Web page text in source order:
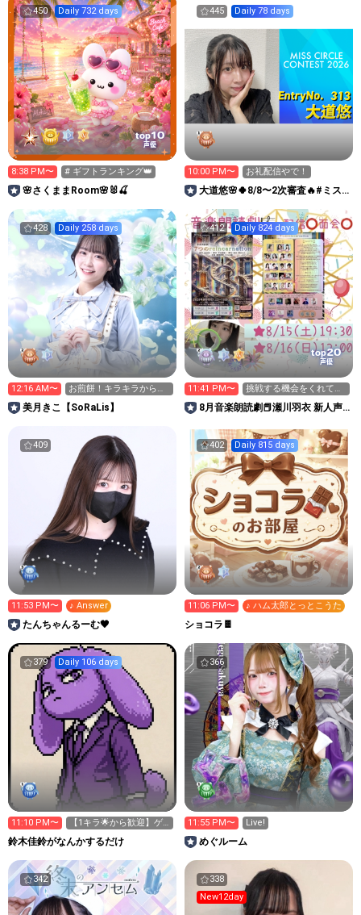
450 Daily 732 days
top10
声優
8:38 PM〜 # ギフトランキング👑
🌸さくままRoom🌸🐰🍒
445 Daily 78 days
10:00 PM〜 お礼配信やで！
大道悠🌸🍀8/8〜2次審査🔥#ミス
428 Daily 258 days
12:16 AM〜
お煎餅！キラキラからの
応援お待ちしてます🍘
美月きこ【SoRaLis】
412 Daily 824 days
top20
声優
11:41 PM〜
挑戦する機会をくれてあ
りがとう☺️
8月音楽朗読劇📕瀬川羽衣 新人声
409
11:53 PM〜 ♪ Answer
たんちゃんるーむ🖤
402 Daily 815 days
11:06 PM〜 ♪ ハム太郎とっとこうた
ショコラ🍫
379 Daily 106 days
11:10 PM〜
【1キラ🌟から歓迎】ゲ
ーテ短編集より【メルヘ
ン】
鈴木佳鈴がなんかするだけ
366
11:55 PM〜 Live!
めぐルーム
342
338
New12day